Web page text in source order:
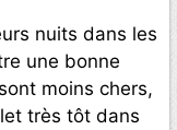
nuits dans les
une bonne
moins chers,
très tôt dans